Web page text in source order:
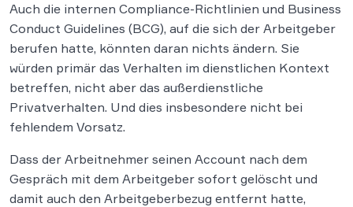
Auch die internen Compliance-Richtlinien und Business
Conduct Guidelines (BCG), auf die sich der Arbeitgeber
berufen hatte, könnten daran nichts ändern. Sie
würden primär das Verhalten im dienstlichen Kontext
betreffen, nicht aber das außerdienstliche
Privatverhalten. Und dies insbesondere nicht bei
fehlendem Vorsatz.
Dass der Arbeitnehmer seinen Account nach dem
Gespräch mit dem Arbeitgeber sofort gelöscht und
damit auch den Arbeitgeberbezug entfernt hatte,